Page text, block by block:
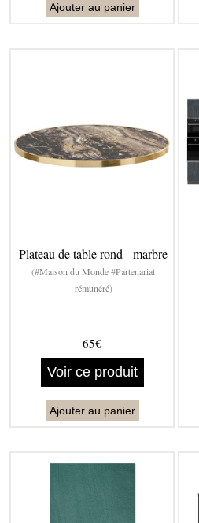
Ajouter au panier
Plateau de table rond - marbre
(#Maison du Monde #Partenariat
rémunéré)
65€
Voir ce produit
Ajouter au panier